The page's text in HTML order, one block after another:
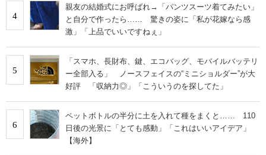
4
親友の結婚式にお呼ばれ→「パンツスーツ着てみたい」
と自分で作ったら…… 驚きの姿に「私が花嫁なら感
激」「上品でいいですねぇ」
5
「スマホ、長財布、鍵、エコバッグ、モバイルバッテリ
ー全部入る」 ノースフェイスの“ミニショルダー”が大
好評 「収納力◎」「こういうのを探してた」
6
ペットボトルの半分に土を入れて種をまくと…… 110
日後の光景に「とても感動」「これはいいアイデア」
【海外】